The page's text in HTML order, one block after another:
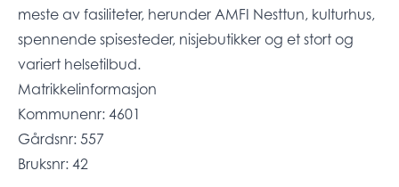
meste av fasiliteter, herunder AMFI Nesttun, kulturhus,
spennende spisesteder, nisjebutikker og et stort og
variert helsetilbud.
Matrikkelinformasjon
Kommunenr: 4601
Gårdsnr: 557
Bruksnr: 42